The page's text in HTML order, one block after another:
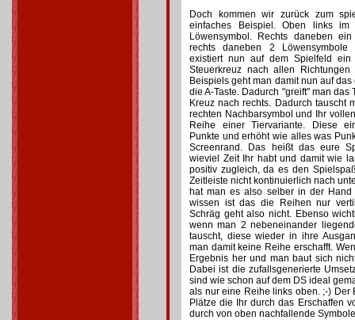
Doch kommen wir zurück zum
einfaches Beispiel. Oben links
Löwensymbol. Rechts daneben
rechts daneben 2
existiert nun auf dem Spielfeld
Steuerkreuz nach allen
Beispiels geht man damit nun auf
die A-Taste. Dadurch "greift" man
Kreuz nach rechts. Dadurch tauscht
rechten Nachbarsymbol und Ihr
Reihe einer Tiervariante. Diese
Punkte und erhöht wie alles was
Screenrand. Das heißt das eure
wieviel Zeit Ihr habt und damit wie
positiv zugleich, da es den
Zeitleiste nicht kontinuierlich nach
hat man es also selber in der
wissen ist das die Reihen nur
Schräg geht also nicht. Ebenso
wenn man 2 nebeneinander
tauscht, diese wieder in ihre
man damit keine Reihe erschafft.
Ergebnis her und man baut sich
Dabei ist die zufallsgenerierte
sind wie schon auf dem DS ideal
als nur eine Reihe links oben. ;-) Der
Plätze die Ihr durch das Erschaffen
durch von oben nachfallende